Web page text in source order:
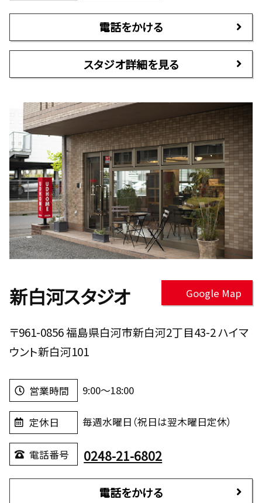
電話をかける
スタジオ詳細を見る
新白河スタジオ Google Map
〒961-0856 福島県白河市新白河2丁目43-2 ハイマ
ウント新白河101
営業時間 9:00～18:00
定休日 毎週水曜日（祝日は翌木曜日定休）
電話番号 0248-21-6802
電話をかける